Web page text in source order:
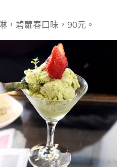
，碧蘿春口味，90元。